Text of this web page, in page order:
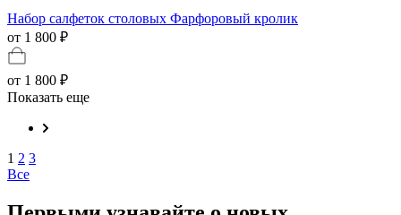
Набор салфеток столовых Фарфоровый кролик
от 1 800 ₽
от 1 800 ₽
Показать еще
1 2 3
Все